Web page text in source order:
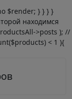
$render; } } } }
находимся
>posts ); //
< 1 ){